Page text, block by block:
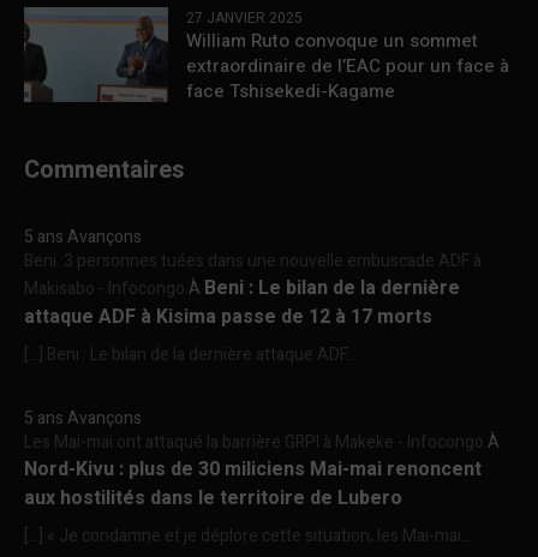
27 JANVIER 2025
William Ruto convoque un sommet
extraordinaire de l’EAC pour un face à
face Tshisekedi-Kagame
Commentaires
5 ans Avançons
Beni :3 personnes tuées dans une nouvelle embuscade ADF à
Makisabo - InfocongoÀ Beni : Le bilan de la dernière
attaque ADF à Kisima passe de 12 à 17 morts
[…] Beni : Le bilan de la dernière attaque ADF...
5 ans Avançons
Les Mai-mai ont attaqué la barrière GRPI à Makeke - InfocongoÀ
Nord-Kivu : plus de 30 miliciens Mai-mai renoncent
aux hostilités dans le territoire de Lubero
[…] « Je condamne et je déplore cette situation, les Mai-mai...